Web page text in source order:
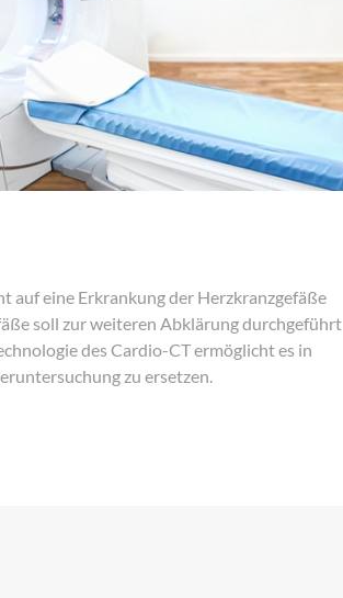
auf eine Erkrankung der Herzkranzgefäße
soll zur weiteren Abklärung durchgeführt
des Cardio-CT ermöglicht es in
zu ersetzen.